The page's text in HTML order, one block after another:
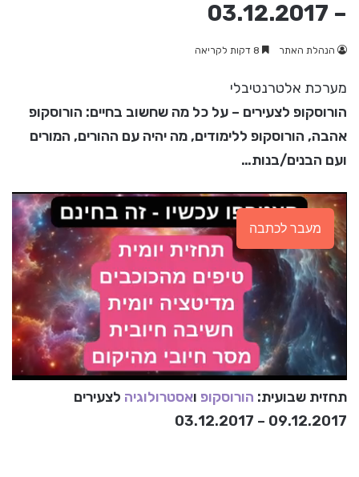
– 03.12.2017
הנהלת האתר
מערכת אלטרנטיבלי
הורוסקופ לצעירים – על כל מה שחשוב בחיים: הורוסקופ
אהבה, הורוסקופ ללימודים, מה יהיה עם ההורים, המורים
ועם הבנים/בנות…
מעבר לכתבה
תחזית שבועית: הורוסקופ ואסטרולוגיה לצעירים
09.12.2017 – 03.12.2017